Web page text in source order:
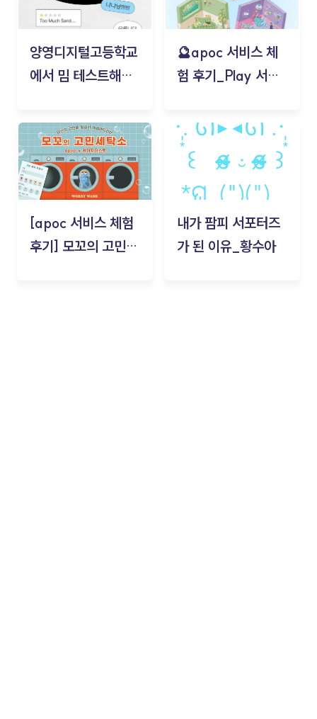
양영디지털고등학교
에서 밈 테스트해보
🔮apoc 서비스 체
험 후기_Play 서비
김태현
[apoc 서비스 체험
후기] 모꼬의 고민세
내가 팜피 서포터즈
가 된 이유_황수아